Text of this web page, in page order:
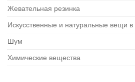
Жевательная резинка
Искусственные и натуральные вещи
Шум
Химические вещества